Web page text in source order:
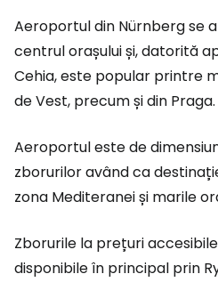
Aeroportul din Nürnberg se
centrul orașului și, datorită
Cehia, este popular printre
de Vest, precum și din Praga.
Aeroportul este de
zborurilor având ca
zona Mediteranei și marile
Zborurile la prețuri
disponibile în principal prin